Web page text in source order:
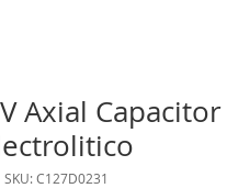
Axial Capacitor
SKU: C127D0231